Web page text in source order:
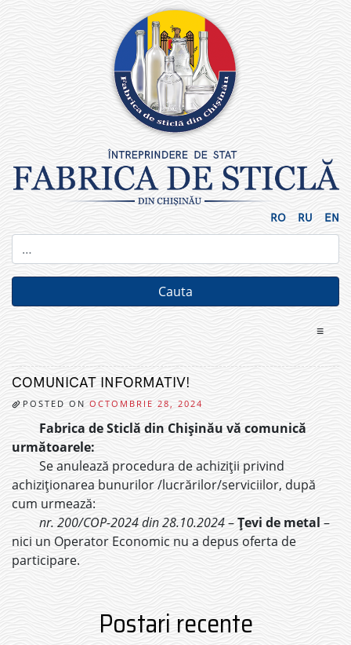
RO RU EN
≡
COMUNICAT INFORMATIV!
POSTED ON OCTOMBRIE 28, 2024
Fabrica de Sticlă din Chișinău vă comunică
următoarele:
Se anulează procedura de achiziții privind
achiziționarea bunurilor /lucrărilor/serviciilor, după
cum urmează:
nr. 200/COP-2024 din 28.10.2024–Țevi de metal –
nici un Operator Economic nu a depus oferta de
participare.
Postari recente